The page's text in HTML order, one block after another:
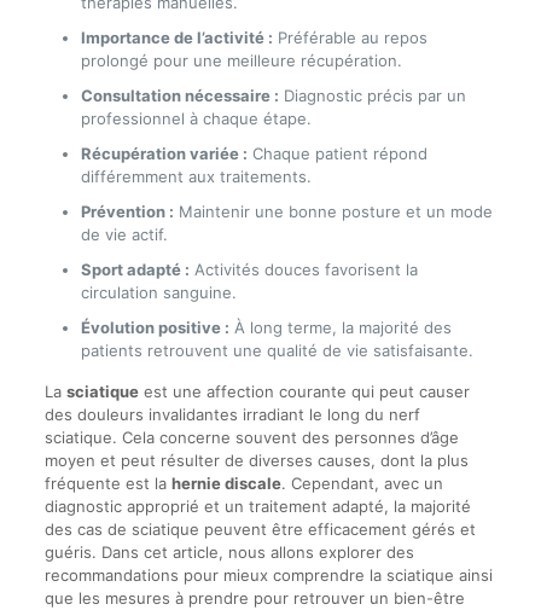
Importance de l’activité : Préférable au repos
prolongé pour une meilleure récupération.
Consultation nécessaire : Diagnostic précis par un
professionnel à chaque étape.
Récupération variée : Chaque patient répond
différemment aux traitements.
Prévention : Maintenir une bonne posture et un mode
de vie actif.
Sport adapté : Activités douces favorisent la
circulation sanguine.
Évolution positive : À long terme, la majorité des
patients retrouvent une qualité de vie satisfaisante.
La sciatiqueest une affection courante qui peut causer
des douleurs invalidantes irradiant le long du nerf
sciatique. Cela concerne souvent des personnes d’âge
moyen et peut résulter de diverses causes, dont la plus
fréquente est la hernie discale. Cependant, avec un
diagnostic approprié et un traitement adapté, la majorité
des cas de sciatique peuvent être efficacement gérés et
guéris. Dans cet article, nous allons explorer des
recommandations pour mieux comprendre la sciatique ainsi
que les mesures à prendre pour retrouver un bien-être